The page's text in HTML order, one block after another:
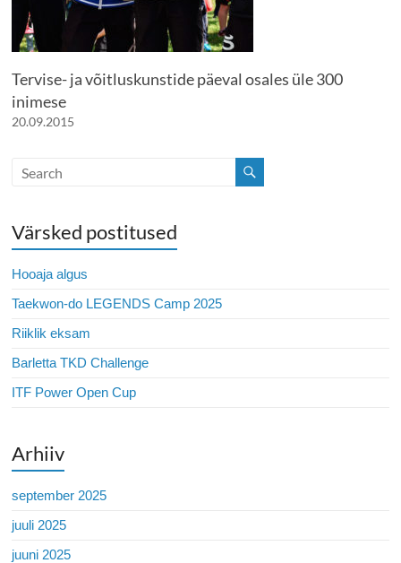
Tervise- ja võitluskunstide päeval osales üle 300
inimese
20.09.2015
Värsked postitused
Hooaja algus
Taekwon-do LEGENDS Camp 2025
Riiklik eksam
Barletta TKD Challenge
ITF Power Open Cup
Arhiiv
september 2025
juuli 2025
juuni 2025